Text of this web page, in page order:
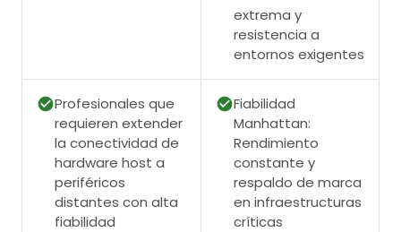
extrema y
resistencia a
entornos exigentes
Profesionales que
requieren extender
la conectividad de
hardware host a
periféricos
distantes con alta
fiabilidad
Fiabilidad
Manhattan:
Rendimiento
constante y
respaldo de marca
en infraestructuras
críticas